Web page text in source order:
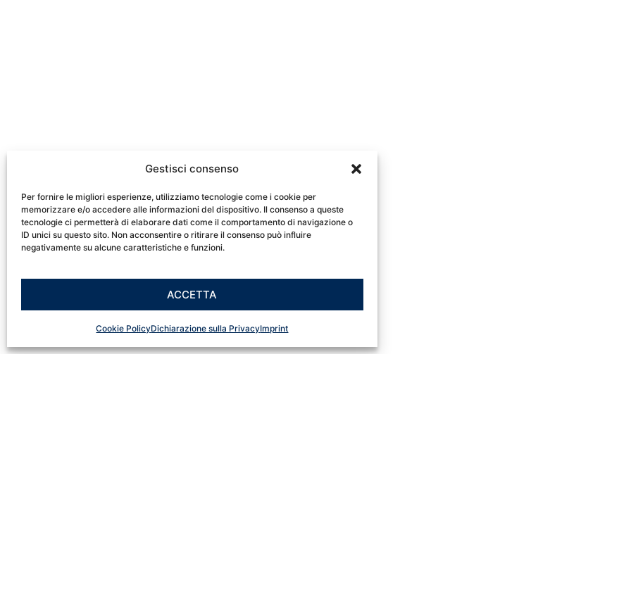
Gestisci consenso
Per fornire le migliori esperienze, utilizziamo tecnologie come i cookie per
memorizzare e/o accedere alle informazioni del dispositivo. Il consenso a queste
tecnologie ci permetterà di elaborare dati come il comportamento di navigazione o
ID unici su questo sito. Non acconsentire o ritirare il consenso può influire
negativamente su alcune caratteristiche e funzioni.
ACCETTA
Cookie PolicyDichiarazione sulla PrivacyImprint